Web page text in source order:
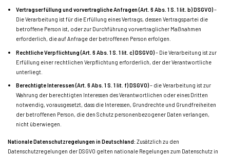
Vertragserfüllung und vorvertragliche Anfragen (Art. 6 Abs. 1 S. 1 lit. b) DSGVO)–
Die Verarbeitung ist für die Erfüllung eines Vertrags, dessen Vertragspartei die
betroffene Person ist, oder zur Durchführung vorvertraglicher Maßnahmen
erforderlich, die auf Anfrage der betroffenen Person erfolgen.
Rechtliche Verpflichtung (Art. 6 Abs. 1 S. 1 lit. c) DSGVO)– Die Verarbeitung ist zur
Erfüllung einer rechtlichen Verpflichtung erforderlich, der der Verantwortliche
unterliegt.
Berechtigte Interessen (Art. 6 Abs. 1 S. 1 lit. f) DSGVO)– die Verarbeitung ist zur
Wahrung der berechtigten Interessen des Verantwortlichen oder eines Dritten
notwendig, vorausgesetzt, dass die Interessen, Grundrechte und Grundfreiheiten
der betroffenen Person, die den Schutz personenbezogener Daten verlangen,
nicht überwiegen.
Nationale Datenschutzregelungen in Deutschland: Zusätzlich zu den
Datenschutzregelungen der DSGVO gelten nationale Regelungen zum Datenschutz in